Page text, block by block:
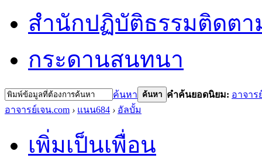
สำนักปฏิบัติธรรมติดต
กระดานสนทนา
ค้นหา ค้นหา คำค้นยอดนิยม: อาจาร
อาจารย์เจน.com › แนน684 › อัลบั้ม
เพิ่มเป็นเพื่อน